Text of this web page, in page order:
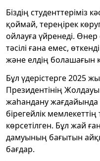
Біздің студенттеріміз
қоймай, тереңірек
ойлауға үйренеді. Өнер
тәсілі ғана емес,
және елдің болашағын
Бұл үдерістерге 2025
Президентінің
жаһандану
бірегейлік
көрсетілген. Бұл жай
дамуының бағытын
бағдар.